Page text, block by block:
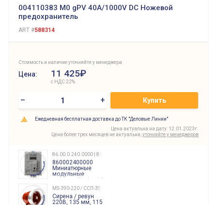
004110383 M0 gPV 40A/1000V DC Ножевой
предохранитель
ART #588314
Стоимость и наличие уточняйте у менеджера
Цена: 11 425₽
с НДС 22%
– + Купить
Ежедневная бесплатная доставка до ТК "Деловые Линии"
Цена актуальна на дату: 12.01.2023г.
Цена более трех месяцев не актуальна, уточняйте у менеджеров
86.00.0.240.0000 | 860002400000
860002400000
Миниатюрные
модульные
таймеры Finder, 12-
240 Вольт AC/DC
Finder
86.00.0.240.0000
MS-390-220 / ССП-390 220В
Сирена / ревун
220В, 135 мм, 115